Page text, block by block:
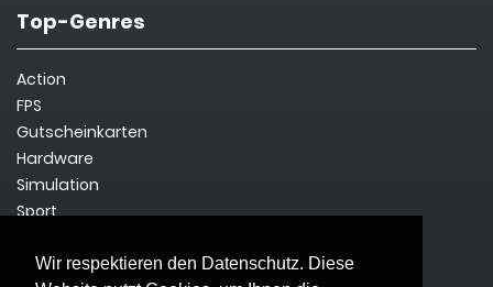
Wir respektieren den Datenschutz. Diese
Top-Genres
Action
FPS
Gutscheinkarten
Hardware
Simulation
Sport
Survival